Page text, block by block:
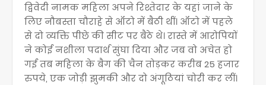
द्विवेदी नामक महिला अपने रिश्तेदार के यहां जाने के
लिए नौबस्ता चौराहे से ऑटो में बैठी थीं। ऑटो में पहले
से दो व्यक्ति पीछे की सीट पर बैठे थे। रास्ते में आरोपियों
ने कोई नशीला पदार्थ सुंघा दिया और जब वो अचेत हो
गई तब महिला के बैग की चैन तोड़कर करीब 25 हजार
रुपये, एक जोड़ी झुमकी और दो अंगूठियां चोरी कर लीं।